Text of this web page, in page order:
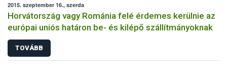
2015. szeptember 16., szerda
Horvátország vagy Románia felé érdemes kerülnie az
európai uniós határon be- és kilépő szállítmányoknak
TOVÁBB